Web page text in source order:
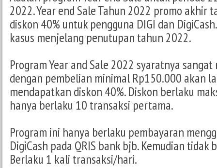
2022. Year end Sale Tahun 2022 promo akhir
diskon 40% untuk pengguna DIGI dan
kasus menjelang penutupan tahun 2022.
Program Year and Sale 2022 syaratnya sangat
dengan pembelian minimal Rp150.000 akan
mendapatkan diskon 40%. Diskon berlaku
hanya berlaku 10 transaksi pertama.
Program ini hanya berlaku pembayaran
DigiCash pada QRIS bank bjb. Kemudian
Berlaku 1 kali transaksi/hari.